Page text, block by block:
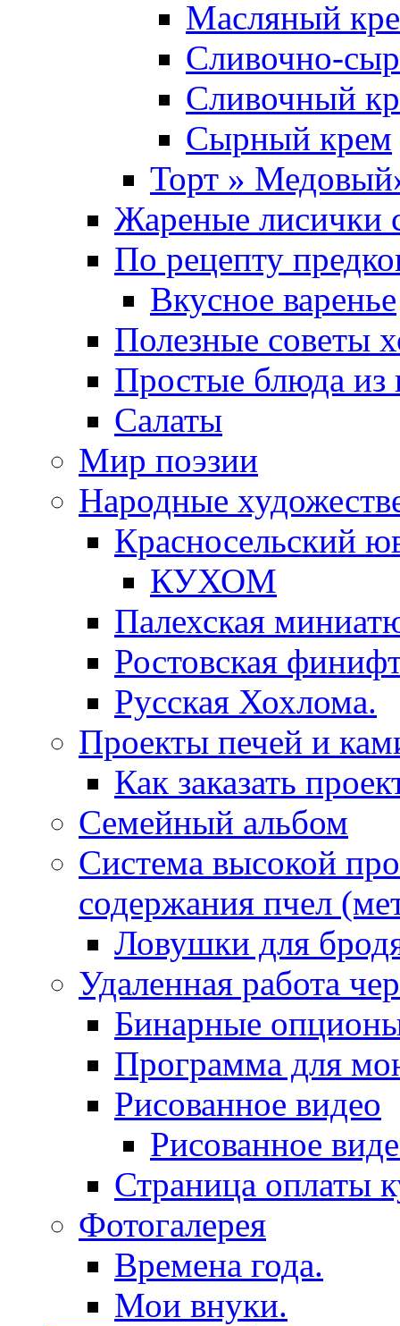
Масляный
Сливочно-
Сливочный
Сырный крем
Торт »
Жареные лисички
По рецепту
Вкусное варенье
Полезные советы
Простые блюда из
Салаты
Мир поэзии
Народные
Красносельский
КУХОМ
Палехская
Ростовская
Русская Хохлома.
Проекты печей и
Как заказать
Семейный альбом
Система высокой
содержания пчел
Ловушки для
Удаленная работа
Бинарные
Программа для
Рисованное видео
Рисованное
Страница оплаты
Фотогалерея
Времена года.
Мои внуки.